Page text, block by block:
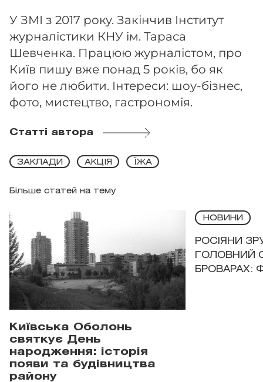
У ЗМІ з 2017 року. Закінчив Інститут
журналістики КНУ ім. Тараса
Шевченка. Працюю журналістом, про
Київ пишу вже понад 5 років, бо як
його не любити. Інтереси: шоу-бізнес,
фото, мистецтво, гастрономія.
Статті автора
Більше статей на тему
ЗАКЛАДИ АКЦІЯ ЇЖА
Київська Оболонь
святкує День
народження: історія
появи та будівництва
району
НОВИНИ
РОСІЯНИ
ГОЛОВНИЙ
БРОВАРАХ: